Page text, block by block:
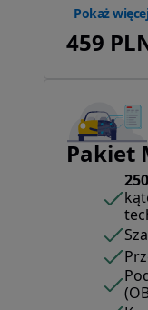
Pokaż więcej
459
Pakiet